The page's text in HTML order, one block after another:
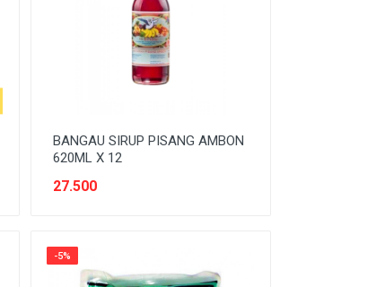
BANGAU SIRUP PISANG AMBON
620ML X 12
27.500
-5%